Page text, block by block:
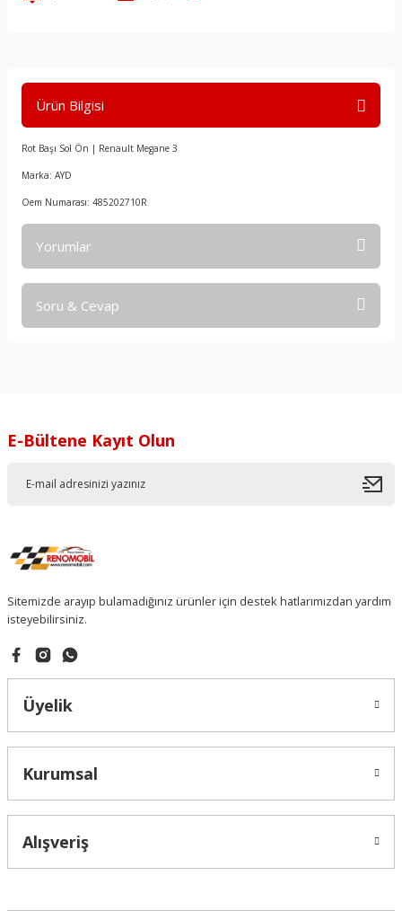
Ürün Bilgisi
Rot Başı Sol Ön | Renault Megane 3
Marka: AYD
Oem Numarası: 485202710R
Yorumlar
Soru & Cevap
E-Bültene Kayıt Olun
Sitemizde arayıp bulamadığınız ürünler için destek hatlarımızdan yardım
isteyebilirsiniz.
Üyelik
Kurumsal
Alışveriş